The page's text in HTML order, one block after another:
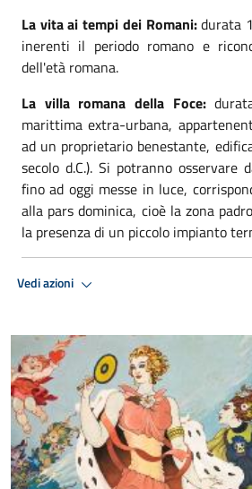
La vita ai tempi dei Romani:durata
inerenti il periodo romano e
dell'età romana.
La villa romana della Foce:
marittima extra-urbana,
ad un proprietario benestante,
secolo d.C.). Si potranno
fino ad oggi messe in luce,
alla pars dominica, cioè la zona
la presenza di un piccolo impianto
Vedi azioni